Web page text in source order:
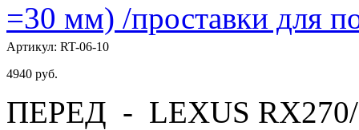
=30 мм) /проставки для
Артикул: RT-06-10
4940 руб.
ПЕРЕД - LEXUS